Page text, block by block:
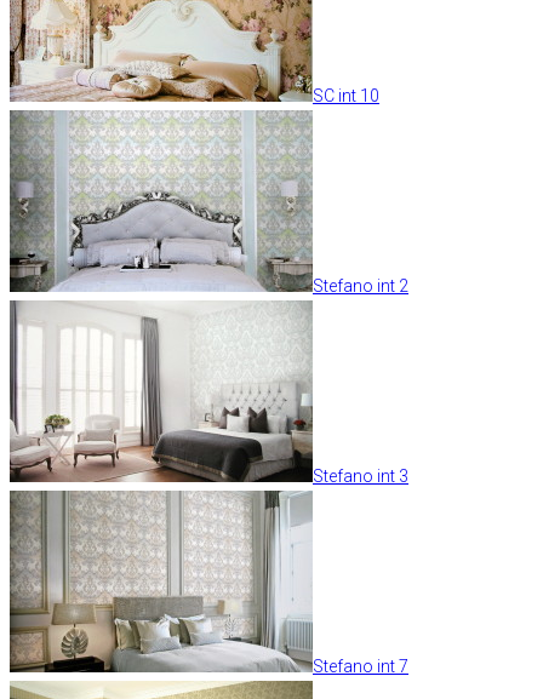
SC int 10
Stefano int 2
Stefano int 3
Stefano int 7